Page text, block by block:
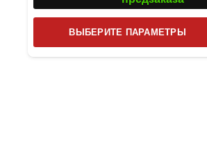
ВЫБЕРИТЕ ПАРАМЕТРЫ